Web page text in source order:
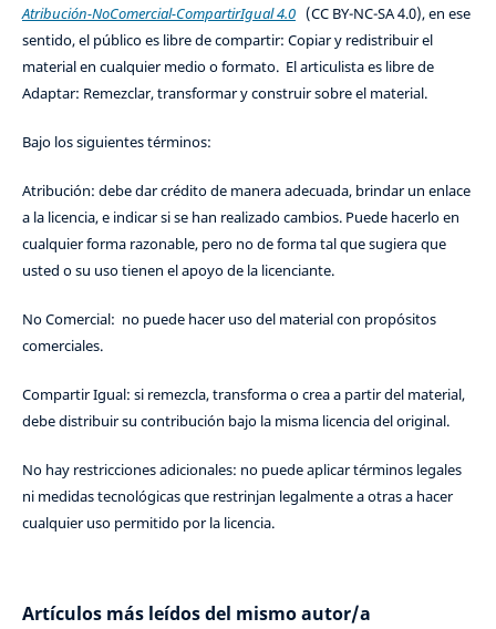
Atribución-NoComercial-CompartirIgual 4.0(CC BY-NC-SA 4.0), en ese
sentido, el público es libre de compartir: Copiar y redistribuir el
material en cualquier medio o formato. El articulista es libre de
Adaptar: Remezclar, transformar y construir sobre el material.
Bajo los siguientes términos:
Atribución: debe dar crédito de manera adecuada, brindar un enlace
a la licencia, e indicar si se han realizado cambios. Puede hacerlo en
cualquier forma razonable, pero no de forma tal que sugiera que
usted o su uso tienen el apoyo de la licenciante.
No Comercial: no puede hacer uso del material con propósitos
comerciales.
Compartir Igual: si remezcla, transforma o crea a partir del material,
debe distribuir su contribución bajo la misma licencia del original.
No hay restricciones adicionales: no puede aplicar términos legales
ni medidas tecnológicas que restrinjan legalmente a otras a hacer
cualquier uso permitido por la licencia.
Artículos más leídos del mismo autor/a